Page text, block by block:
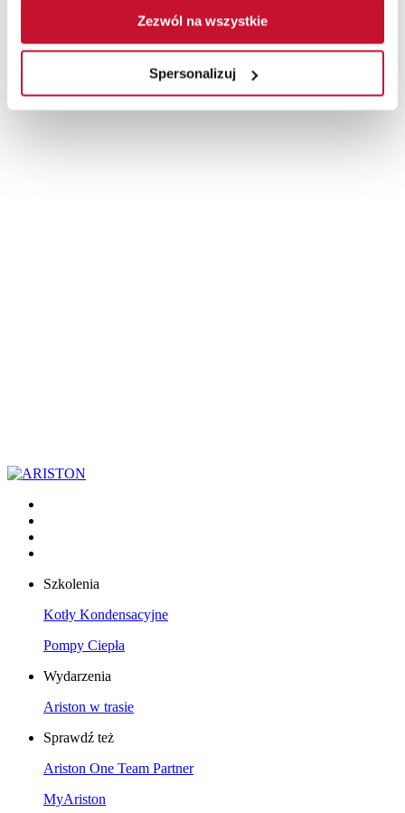
Zezwól na wszystkie
Spersonalizuj
Szkolenia
Kotły Kondensacyjne
Pompy Ciepła
Wydarzenia
Ariston w trasie
Sprawdź też
Ariston One Team Partner
MyAriston